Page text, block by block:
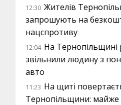
12:30 Жителів
запрошують на
нацспротиву
12:04 На Тернопільщині
звільнили людину з
авто
11:23 На щиті
Тернопільщини: майже